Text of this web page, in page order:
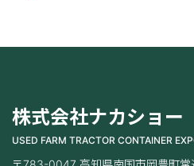
株式会社ナカショー
USED FARM TRACTOR CONTAINER